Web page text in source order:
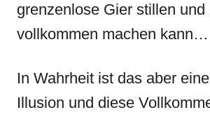
grenzenlose Gier stillen und
vollkommen machen kann…
In Wahrheit ist das aber
Illusion und diese